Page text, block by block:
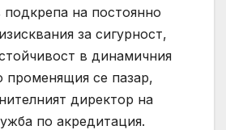
подкрепа на постоянно
за сигурност,
в динамичния
променящия се пазар,
директор на
по акредитация.